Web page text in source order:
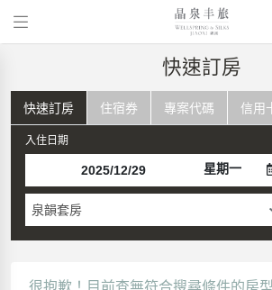
快速訂房
快速訂房 住宿券 專案代碼 信用
入住日期
星期一
泉韻套房
很抱歉！目前查無符合搜尋條件的房